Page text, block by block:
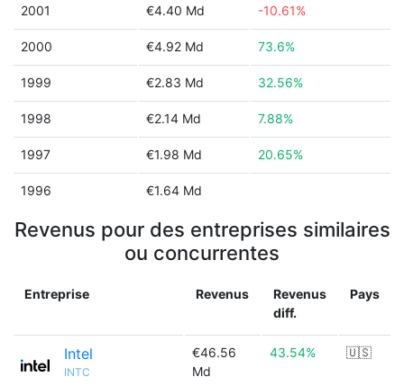
2001 €4.40 Md -10.61%
2000 €4.92 Md 73.6%
1999 €2.83 Md 32.56%
1998 €2.14 Md 7.88%
1997 €1.98 Md 20.65%
1996 €1.64 Md
Revenus pour des entreprises similaires
ou concurrentes
Entreprise Revenus
Revenus
diff.
Pays
Intel
INTC
€46.56
Md
43.54% 🇺🇸